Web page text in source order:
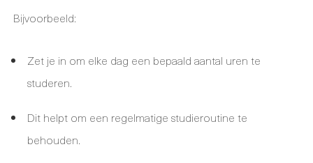
Bijvoorbeeld:
Zet je in om elke dag een bepaald aantal uren te
studeren.
Dit helpt om een regelmatige studieroutine te
behouden.